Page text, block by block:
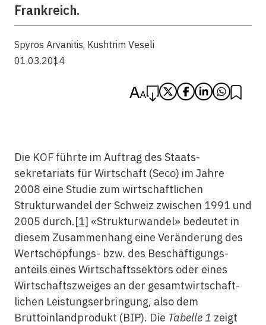
Frankreich.
Spyros Arvanitis, Kushtrim Veseli
01.03.2014
Die KOF führte im Auftrag des Staats­
sekretariats für Wirtschaft (Seco) im Jahre
2008 eine Studie zum wirtschaftlichen
Strukturwandel der Schweiz zwischen 1991 und
2005 durch.[1] «Strukturwandel» bedeutet in
diesem Zusammenhang eine Veränderung des
Wertschöpfungs- bzw. des Beschäftigungs­
anteils eines Wirtschaftssektors oder eines
Wirtschaftszweiges an der gesamtwirtschaft­
lichen Leistungs­erbringung, also dem
Bruttoinlandprodukt (BIP). Die Tabelle 1 zeigt